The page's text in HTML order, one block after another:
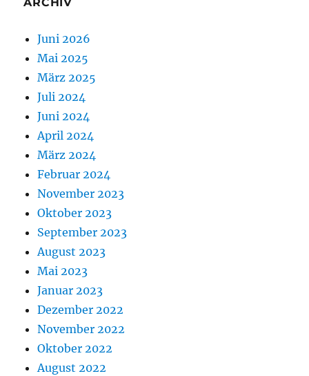
Juni 2026
Mai 2025
März 2025
Juli 2024
Juni 2024
April 2024
März 2024
Februar 2024
November 2023
Oktober 2023
September 2023
August 2023
Mai 2023
Januar 2023
Dezember 2022
November 2022
Oktober 2022
August 2022